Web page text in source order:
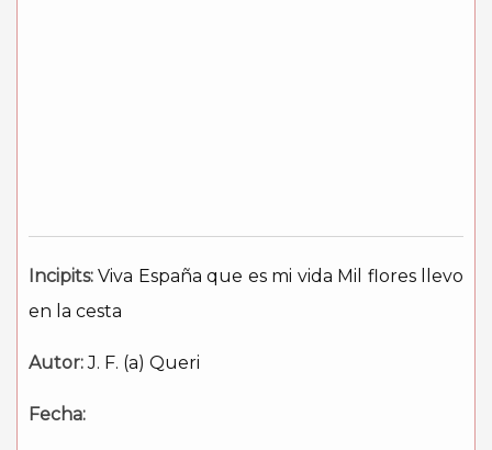
Incipits: Viva España que es mi vida Mil flores llevo
en la cesta
Autor:J. F. (a) Queri
Fecha: